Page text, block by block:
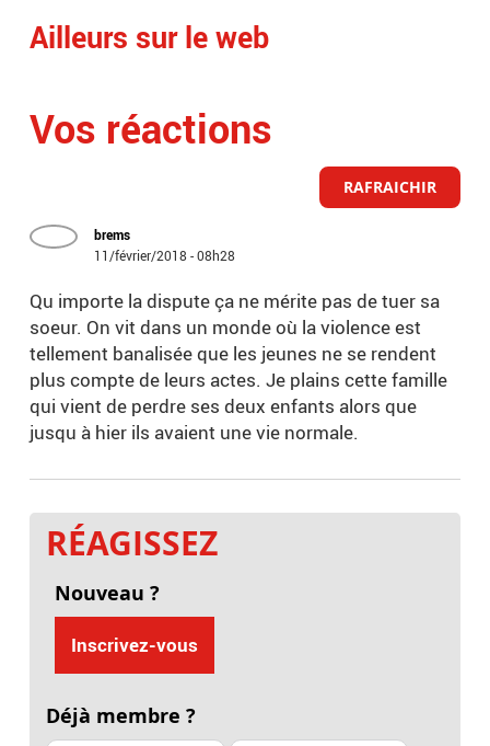
Ailleurs sur le web
Vos réactions
RAFRAICHIR
brems
11/février/2018 - 08h28
Qu importe la dispute ça ne mérite pas de tuer sa
soeur. On vit dans un monde où la violence est
tellement banalisée que les jeunes ne se rendent
plus compte de leurs actes. Je plains cette famille
qui vient de perdre ses deux enfants alors que
jusqu à hier ils avaient une vie normale.
RÉAGISSEZ
Nouveau ?
Inscrivez-vous
Déjà membre ?